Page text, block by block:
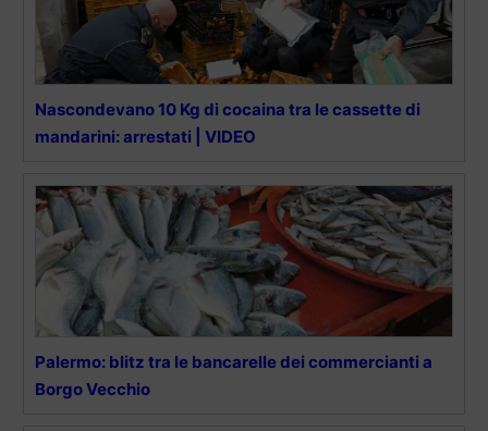
Nascondevano 10 Kg di cocaina tra le cassette di
mandarini: arrestati | VIDEO
Palermo: blitz tra le bancarelle dei commercianti a
Borgo Vecchio